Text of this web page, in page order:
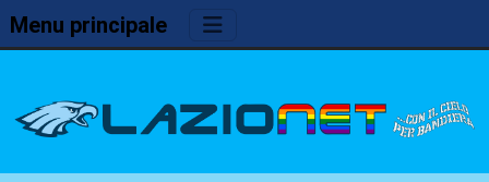
Menu principale